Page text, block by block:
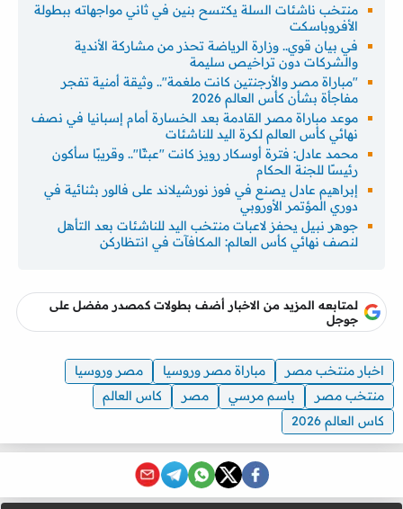
منتخب ناشئات السلة يكتسح بنين في ثاني مواجهاته ببطولة
الأفروباسكت
في بيان قوي.. وزارة الرياضة تحذر من مشاركة الأندية
والشركات دون تراخيص سليمة
"مباراة مصر والأرجنتين كانت ملغمة".. وثيقة أمنية تفجر
مفاجأة بشأن كأس العالم 2026
موعد مباراة مصر القادمة بعد الخسارة أمام إسبانيا في نصف
نهائي كأس العالم لكرة اليد للناشئات
محمد عادل: فترة أوسكار رويز كانت "عبثًا".. وقريبًا سأكون
رئيسًا للجنة الحكام
إبراهيم عادل يصنع في فوز نورشيلاند على فالور بثنائية في
دوري المؤتمر الأوروبي
جوهر نبيل يحفز لاعبات منتخب اليد للناشئات بعد التأهل
لنصف نهائي كأس العالم: المكافآت في انتظاركن
لمتابعه المزيد من الاخبار أضف بطولات كمصدر مفضل على
جوجل
اخبار منتخب مصر مباراة مصر وروسيا
مصر وروسيا
منتخب مصر
باسم مرسي مصر
كاس العالم
كاس العالم 2026